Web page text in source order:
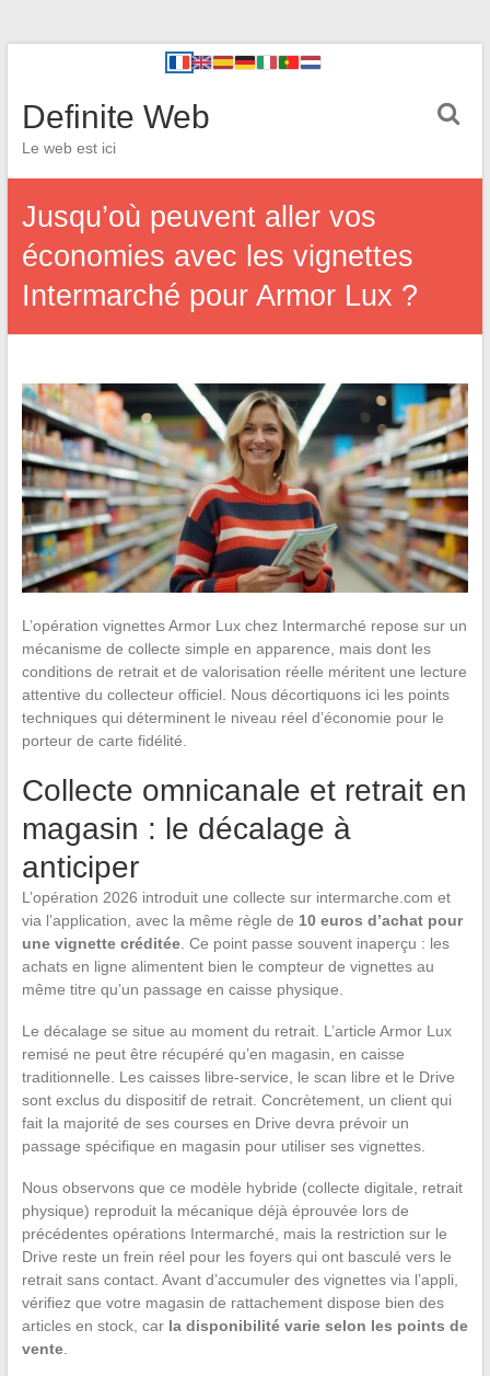
Definite Web
Le web est ici
Jusqu’où peuvent aller vos
économies avec les vignettes
Intermarché pour Armor Lux ?
L’opération vignettes Armor Lux chez Intermarché repose sur un
mécanisme de collecte simple en apparence, mais dont les
conditions de retrait et de valorisation réelle méritent une lecture
attentive du collecteur officiel. Nous décortiquons ici les points
techniques qui déterminent le niveau réel d’économie pour le
porteur de carte fidélité.
Collecte omnicanale et retrait en
magasin : le décalage à
anticiper
L’opération 2026 introduit une collecte sur intermarche.com et
via l’application, avec la même règle de 10 euros d’achat pour
une vignette créditée. Ce point passe souvent inaperçu : les
achats en ligne alimentent bien le compteur de vignettes au
même titre qu’un passage en caisse physique.
Le décalage se situe au moment du retrait. L’article Armor Lux
remisé ne peut être récupéré qu’en magasin, en caisse
traditionnelle. Les caisses libre-service, le scan libre et le Drive
sont exclus du dispositif de retrait. Concrètement, un client qui
fait la majorité de ses courses en Drive devra prévoir un
passage spécifique en magasin pour utiliser ses vignettes.
Nous observons que ce modèle hybride (collecte digitale, retrait
physique) reproduit la mécanique déjà éprouvée lors de
précédentes opérations Intermarché, mais la restriction sur le
Drive reste un frein réel pour les foyers qui ont basculé vers le
retrait sans contact. Avant d’accumuler des vignettes via l’appli,
vérifiez que votre magasin de rattachement dispose bien des
articles en stock, car la disponibilité varie selon les points de
vente.